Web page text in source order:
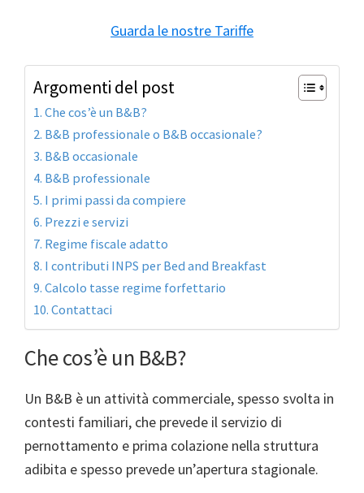
Guarda le nostre Tariffe
Argomenti del post
Che cos’è un B&B?
B&B professionale o B&B occasionale?
B&B occasionale
B&B professionale
I primi passi da compiere
Prezzi e servizi
Regime fiscale adatto
I contributi INPS per Bed and Breakfast
Calcolo tasse regime forfettario
Contattaci
Che cos’è un B&B?
Un B&B è un attività commerciale, spesso svolta in
contesti familiari, che prevede il servizio di
pernottamento e prima colazione nella struttura
adibita e spesso prevede un’apertura stagionale.